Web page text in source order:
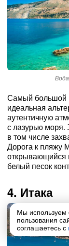
Самый большой
идеальная
аутентичную
с лазурью моря.
в том числе
Дорога к пляжу
открывающийся
белый песок
4. Итака
Мы используем
пользования
соглашаетесь с